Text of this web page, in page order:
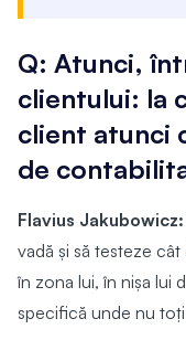
Q: Atunci,
clientului: la
client atunci
de
Flavius Jakubowicz:
vadă și să testeze
în zona lui, în nișa lui
specifică unde nu